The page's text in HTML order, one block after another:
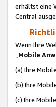
erhältst eine
Central
Wenn Ihre
„Mobile
(a) Ihre
(b) Ihre
(c) Ihre